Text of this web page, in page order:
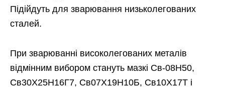
Підійдуть для зварювання низьколегованих
сталей.
При зварюванні високолегованих металів
відмінним вибором стануть мазкі Св-08Н50,
Св30Х25Н16Г7, Св07Х19Н10Б, Св10Х17Т і